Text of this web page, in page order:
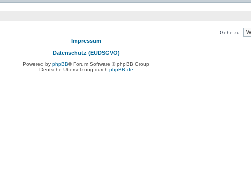
Gehe zu:
Impressum
Datenschutz (EUDSGVO)
Powered by phpBB® Forum Software © phpBB Group
Deutsche Übersetzung durch phpBB.de